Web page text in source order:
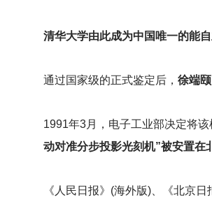
清华大学由此成为中国唯一的能
通过国家级的正式鉴定后， 徐端
1991年3月，电子工业部决定将
动对准分步投影光刻机”被安置在
《人民日报》(海外版)、《北京